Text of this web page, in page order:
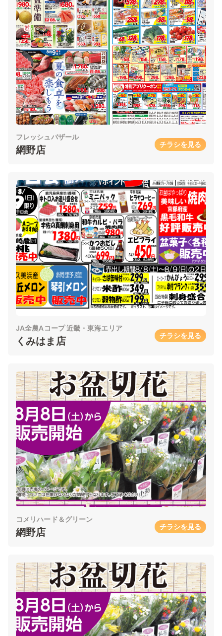
フレッシュバザール
網野店 チラシを見る
JA全農Aコープ 近畿・東海エリア
くみはま店 チラシを見る
コメリハード＆グリーン
網野店 チラシを見る